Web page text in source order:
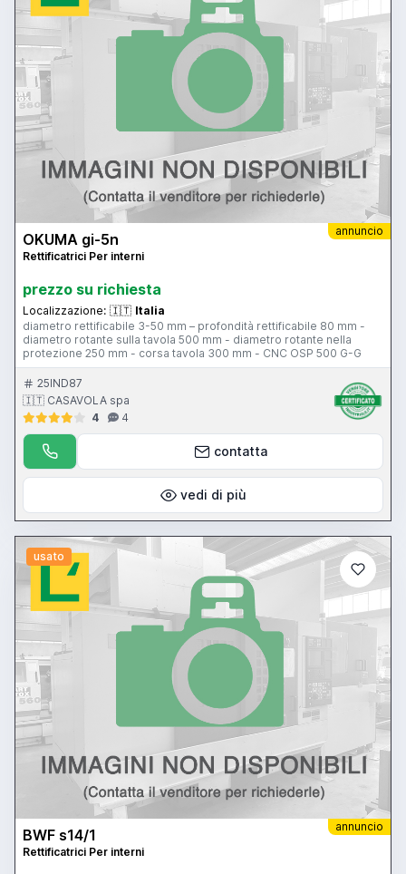
annuncio
OKUMA gi-5n
Rettificatrici Per interni
prezzo su richiesta
Localizzazione: 🇮🇹 Italia
diametro rettificabile 3-50 mm – profondità rettificabile 80 mm -
diametro rotante sulla tavola 500 mm - diametro rotante nella
protezione 250 mm - corsa tavola 300 mm - CNC OSP 500 G-G
25IND87
🇮🇹 CASAVOLA spa
4
4
contatta
vedi di più
usato
annuncio
BWF s14/1
Rettificatrici Per interni